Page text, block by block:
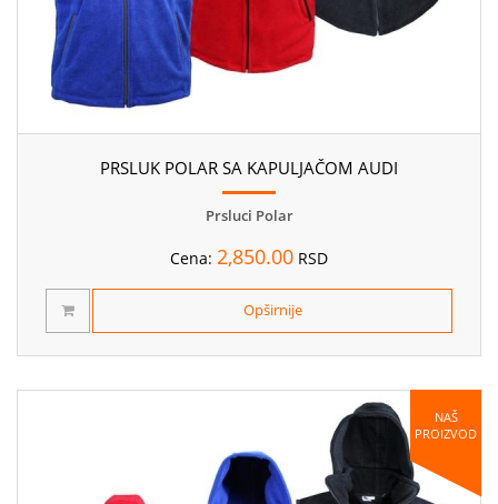
PRSLUK POLAR SA KAPULJAČOM AUDI
Prsluci Polar
Cena: 2,850.00 RSD
Opširnije
NAŠ
PROIZVOD